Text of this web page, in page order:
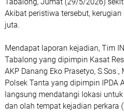
Akibat peristiwa tersebut,
juta.
Mendapat laporan kejadian, Tim
Tabalong yang dipimpin Kasat
AKP Danang Eko Prasetyo,
Polsek Tanta yang dipimpin IPDA
langsung mendatangi lokasi
dan olah tempat kejadian perkara